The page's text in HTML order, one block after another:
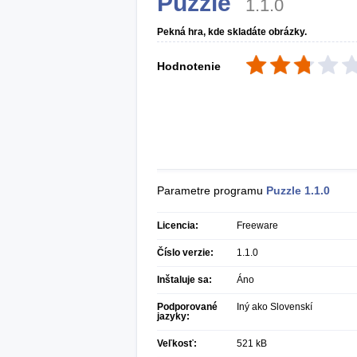
1.1.0
Pekná hra, kde skladáte obrázky.
Hodnotenie
Parametre programu Puzzle 1.1.0
Licencia: Freeware
Číslo verzie: 1.1.0
Inštaluje sa: Áno
Podporované
jazyky:
Iný ako Slovenskí
Veľkosť: 521 kB